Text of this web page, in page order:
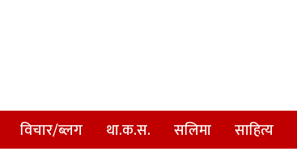
विचार/ब्लग था.क.स. सलिमा साहित्य